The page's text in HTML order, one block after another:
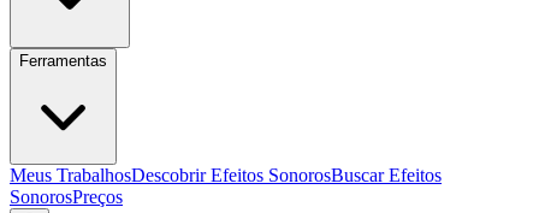
Ferramentas
Meus TrabalhosDescobrir Efeitos SonorosBuscar Efeitos
SonorosPreços